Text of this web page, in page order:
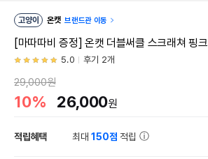
고양이 온캣 브랜드관 이동
[마따따비 증정] 온캣 더블써클 스크래쳐 핑크
5.0 후기 2개
29,000원
10% 26,000원
적립혜택 최대150점 적립